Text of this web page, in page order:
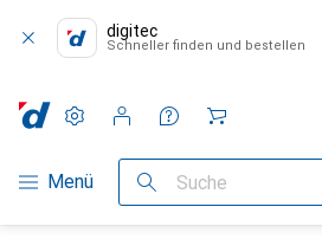
digitec
Schneller finden und bestellen
Navigation nach Kategorien
Menü Suche
Einstellungen
Kundenkonto
Vergleichslisten
Merklisten
Warenkorb